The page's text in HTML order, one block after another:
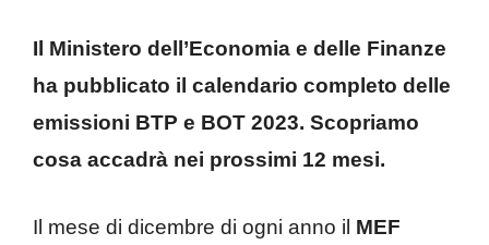
Il Ministero dell’Economia e delle Finanze
ha pubblicato il calendario completo delle
emissioni BTP e BOT 2023. Scopriamo
cosa accadrà nei prossimi 12 mesi.
Il mese di dicembre di ogni anno il MEF